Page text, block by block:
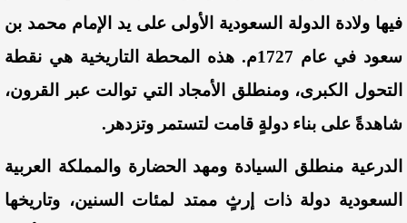
فيها ولادة الدولة السعودية الأولى على يد الإمام محمد بن
سعود في عام 1727م. هذه المحطة التاريخية هي نقطة
التحول الكبرى، ومنطلق الأمجاد التي توالت عبر القرون،
شاهدةً على بناء دولةٍ قامت لتستمر وتزدهر.
​الدرعية منطلق السيادة ومهد الحضارة والمملكة
العربية
السعودية دولة ذات إرثٍ ممتد لمئات السنين، وتاريخها